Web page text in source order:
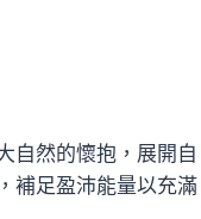
自然的懷抱，展開自
補足盈沛能量以充滿